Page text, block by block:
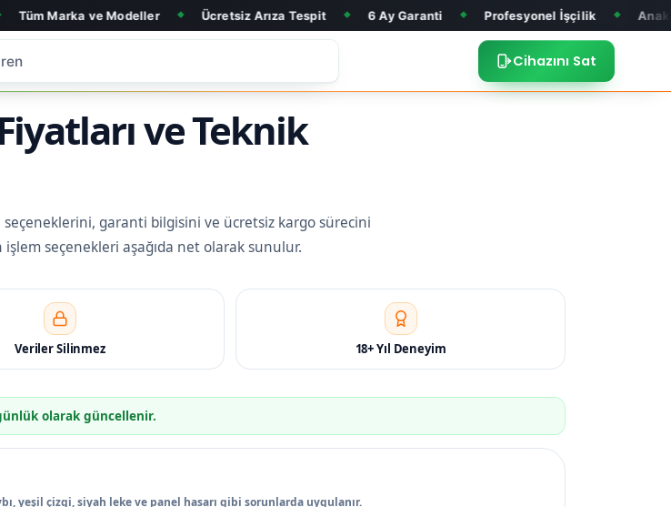
ve Modeller ◆ Ücretsiz Arıza Tespit ◆ 6 Ay Garanti ◆ Profesyonel İşçilik ◆ Anakart Tamiri
Cihazını Sat
ve Teknik
garanti bilgisini ve ücretsiz kargo sürecini
seçenekleri aşağıda net olarak sunulur.
Veriler Silinmez 18+ Yıl Deneyim
olarak güncellenir.
yeşil çizgi, siyah leke ve panel hasarı gibi sorunlarda uygulanır.